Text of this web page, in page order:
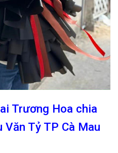
Trương Hoa chia
Văn Tỷ TP Cà Mau